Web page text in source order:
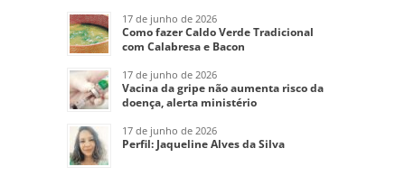
17 de junho de 2026
Como fazer Caldo Verde Tradicional
com Calabresa e Bacon
17 de junho de 2026
Vacina da gripe não aumenta risco da
doença, alerta ministério
17 de junho de 2026
Perfil: Jaqueline Alves da Silva